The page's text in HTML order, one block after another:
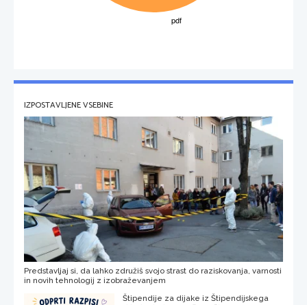
IZPOSTAVLJENE VSEBINE
Predstavljaj si, da lahko združiš svojo strast do raziskovanja, varnosti
in novih tehnologij z izobraževanjem
Štipendije za dijake iz Štipendijskega